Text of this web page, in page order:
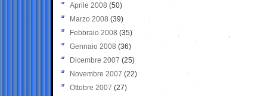
Aprile 2008 (50)
Marzo 2008 (39)
Febbraio 2008 (35)
Gennaio 2008 (36)
Dicembre 2007 (25)
Novembre 2007 (22)
Ottobre 2007 (27)